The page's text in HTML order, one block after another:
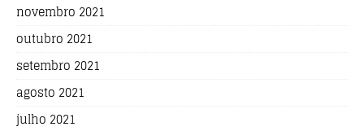
novembro 2021
outubro 2021
setembro 2021
agosto 2021
julho 2021